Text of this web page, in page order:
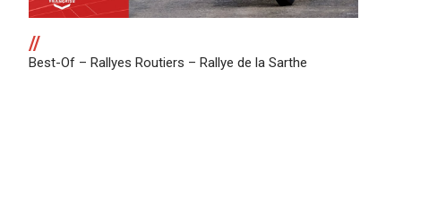
//
Best-Of – Rallyes Routiers – Rallye de la Sarthe